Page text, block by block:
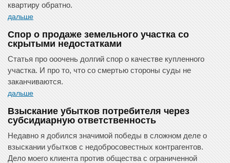
квартиру обратно.
дальше
Спор о продаже земельного участка со
скрытыми недостатками
Статья про ооочень долгий спор о качестве купленного
участка. И про то, что со смертью стороны суды не
заканчиваются.
дальше
Взыскание убытков потребителя через
субсидиарную ответственность
Недавно я добился значимой победы в сложном деле о
взыскании убытков с недобросовестных контрагентов.
Дело моего клиента против общества с ограниченной